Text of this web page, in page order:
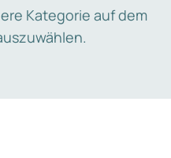
Kategorie auf dem